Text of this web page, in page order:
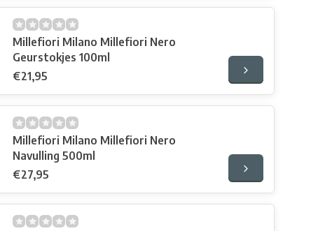
Millefiori Milano Millefiori Nero
Geurstokjes 100ml
€21,95
Millefiori Milano Millefiori Nero
Navulling 500ml
€27,95